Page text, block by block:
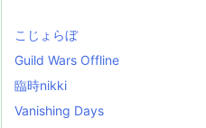
こじょらぼ
Guild Wars Offline
臨時nikki
Vanishing Days